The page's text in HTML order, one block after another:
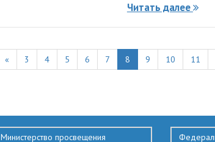
Читать далее
« 3 4 5 6 7 8 9 10 11
Министерство просвещения